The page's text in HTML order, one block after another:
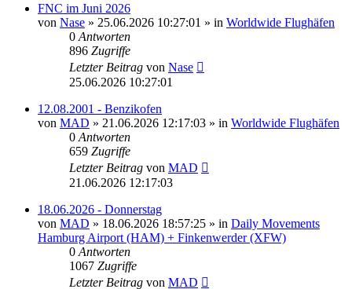
FNC im Juni 2026
von Nase » 25.06.2026 10:27:01 » in Worldwide Flughäfen
0 Antworten
896 Zugriffe
Letzter Beitrag von Nase
25.06.2026 10:27:01
12.08.2001 - Benzikofen
von MAD » 21.06.2026 12:17:03 » in Worldwide Flughäfen
0 Antworten
659 Zugriffe
Letzter Beitrag von MAD
21.06.2026 12:17:03
18.06.2026 - Donnerstag
von MAD » 18.06.2026 18:57:25 » in Daily Movements
Hamburg Airport (HAM) + Finkenwerder (XFW)
0 Antworten
1067 Zugriffe
Letzter Beitrag von MAD